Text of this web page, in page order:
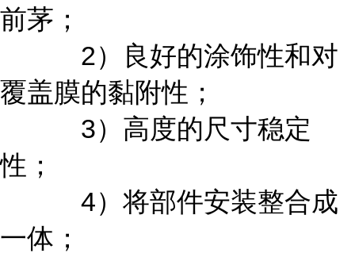
前茅；
2）良好的涂饰性和对
覆盖膜的黏附性；
3）高度的尺寸稳定
性；
4）将部件安装整合成
一体；